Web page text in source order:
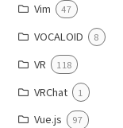
Vim 47
VOCALOID 8
VR 118
VRChat 1
Vue.js 97